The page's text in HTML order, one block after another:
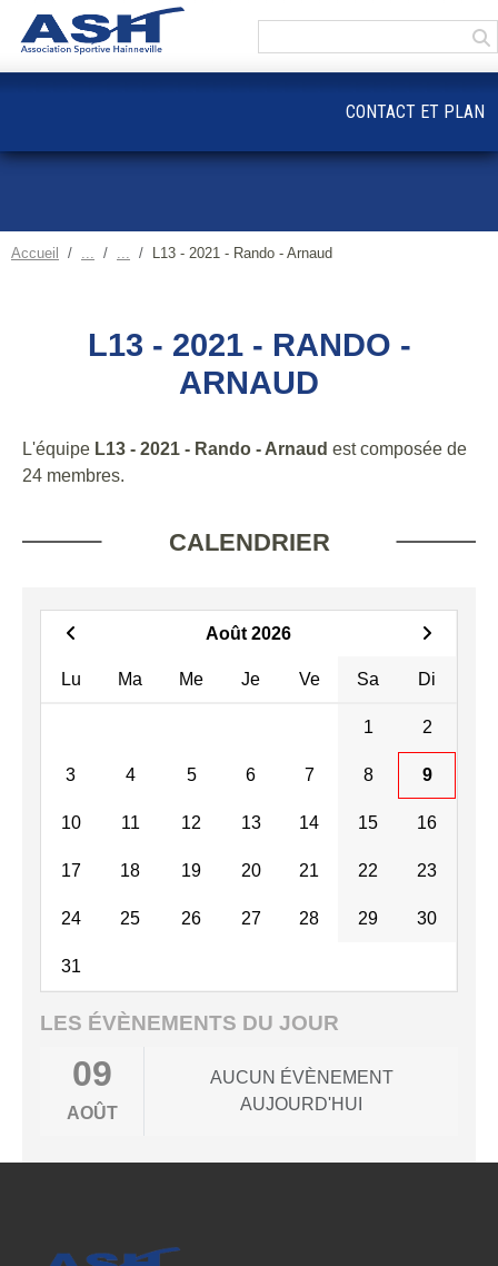
Accueil L13 - 2021 - Rando - Arnaud
L13 - 2021 - RANDO -
ARNAUD
L'équipe L13 - 2021 - Rando - Arnaud est composée de
24 membres.
CALENDRIER
Août 2026
Lu Ma Me Je Ve Sa Di
1 2
3 4 5 6 7 8 9
10 11 12 13 14 15 16
17 18 19 20 21 22 23
24 25 26 27 28 29 30
31
LES ÉVÈNEMENTS DU JOUR
09
AOÛT
AUCUN ÉVÈNEMENT
AUJOURD'HUI
CONTACT ET PLAN
Panneau de gestion des cookies